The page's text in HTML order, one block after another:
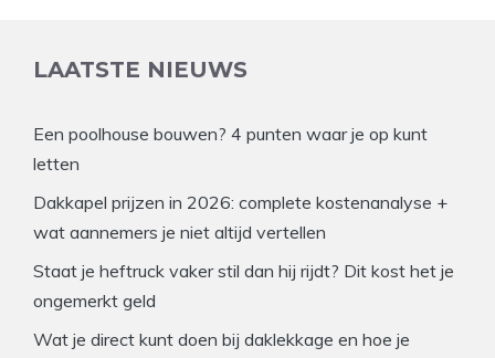
LAATSTE NIEUWS
Een poolhouse bouwen? 4 punten waar je op kunt
letten
Dakkapel prijzen in 2026: complete kostenanalyse +
wat aannemers je niet altijd vertellen
Staat je heftruck vaker stil dan hij rijdt? Dit kost het je
ongemerkt geld
Wat je direct kunt doen bij daklekkage en hoe je